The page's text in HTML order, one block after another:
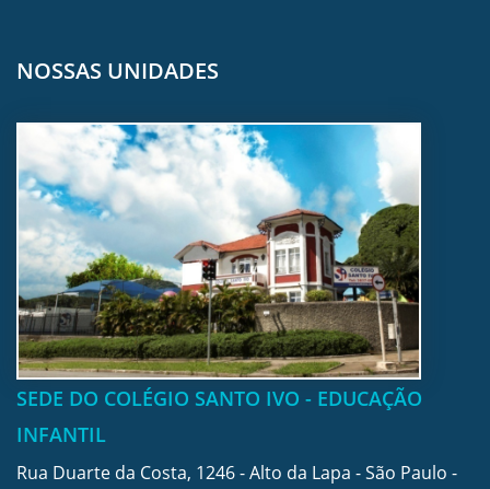
NOSSAS UNIDADES
SEDE DO COLÉGIO SANTO IVO - EDUCAÇÃO
INFANTIL
Rua Duarte da Costa, 1246 - Alto da Lapa - São Paulo -